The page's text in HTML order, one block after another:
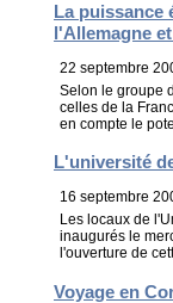
La puissance
l'Allemagne
22 septembre
Selon le groupe
celles de la
en compte le
L'université
16 septembre
Les locaux de
inaugurés le
l'ouverture de
Voyage en